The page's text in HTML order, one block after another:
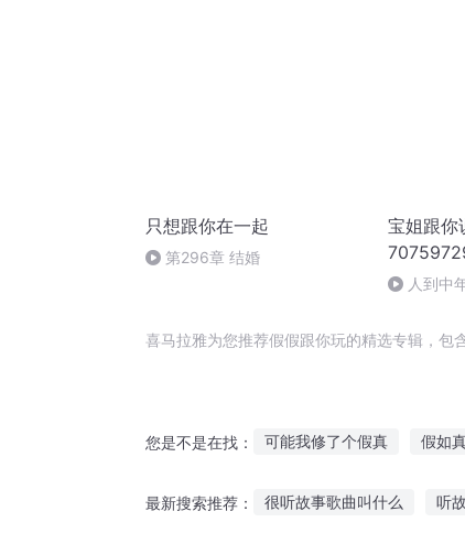
只想跟你在一起
第296章 结婚
宝姐跟你
人到中
喜马拉雅为您推荐假假跟你玩的精选专辑，包
您是不是在找： 可能我修了个假真 假如
最新搜索推荐： 很听故事歌曲叫什么 听